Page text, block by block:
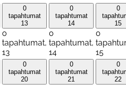
0
tapahtumat
13
0
tapahtumat,
13
0
tapahtumat
14
0
tapahtumat,
14
0
15
0
15
0
tapahtumat
20
0
tapahtumat
21
0
22